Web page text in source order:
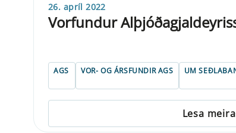
26. apríl 2022
Vorfundur
AGS VOR- OG ÁRSFUNDIR AGS UM
Lesa meira